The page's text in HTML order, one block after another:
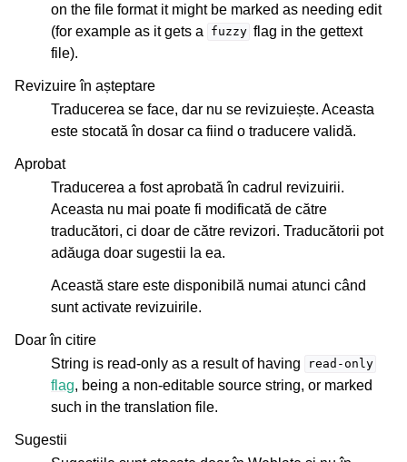
on the file format it might be marked as needing edit
(for example as it gets a
fuzzy flag in the gettext
file).
Revizuire în așteptare
Traducerea se face, dar nu se revizuiește. Aceasta
este stocată în dosar ca fiind o traducere validă.
Aprobat
Traducerea a fost aprobată în cadrul revizuirii.
Aceasta nu mai poate fi modificată de către
traducători, ci doar de către revizori. Traducătorii pot
adăuga doar sugestii la ea.
Această stare este disponibilă numai atunci când
sunt activate revizuirile.
Doar în citire
String is read-only as a result of having
read-only
flag, being a non-editable source string, or marked
such in the translation file.
Sugestii